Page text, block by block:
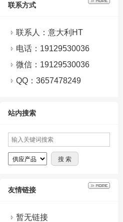
联系方式
联系人：意大利HT
电话：19129530036
微信： 19129530036
QQ： 3657478249
站内搜索
友情链接
暂无链接